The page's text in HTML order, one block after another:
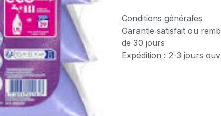
Conditions générales
Garantie satisfait ou
de 30 jours
Expédition : 2-3 jours